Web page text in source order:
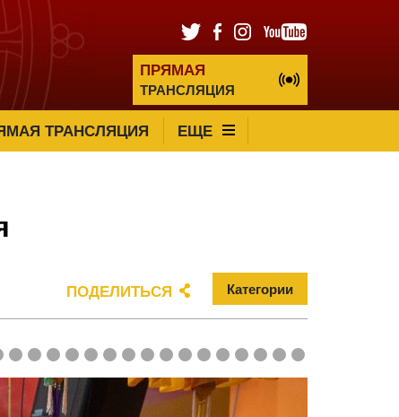
ПРЯМАЯ
ТРАНСЛЯЦИЯ
ТРАНСЛЯЦИЯ ЕЩЕ
ПОДЕЛИТЬСЯ Категории